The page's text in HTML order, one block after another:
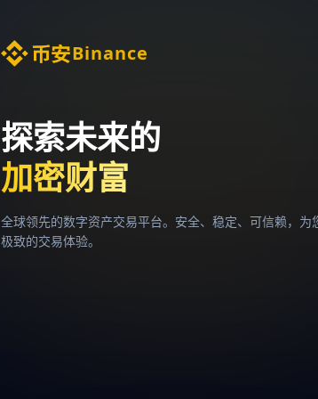
Binance
探索未来的
加密财富
全球领先的数字资产交易平台。安全、稳定、可信赖，为
极致的交易体验。